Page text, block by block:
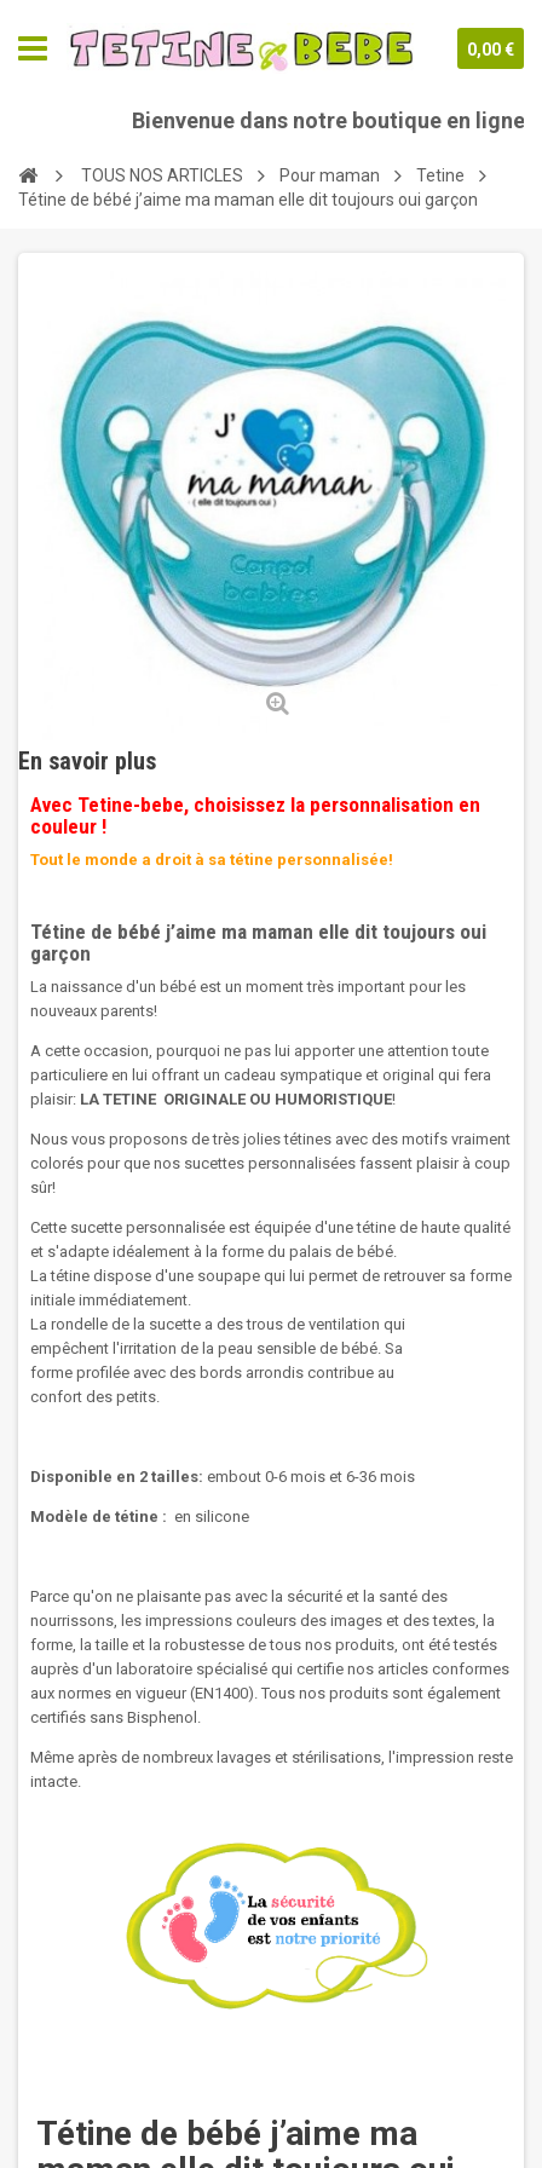
0,00 €
Bienvenue dans notre boutique en ligne
TOUS NOS ARTICLES Pour maman
Tetine
Tétine de bébé j’aime ma maman elle dit toujours oui garçon
En savoir plus
Avec Tetine-bebe, choisissez la personnalisation en
couleur !
Tout le monde a droit à sa tétine personnalisée!
Tétine de bébé j’aime ma maman elle dit toujours oui
garçon
La naissance d'un bébé est un moment très important pour les
nouveaux parents!
A cette occasion, pourquoi ne pas lui apporter une attention toute
particuliere en lui offrant un cadeau sympatique et original qui fera
plaisir: LA TETINE ORIGINALE OU HUMORISTIQUE!
Nous vous proposons de très jolies tétines avec des motifs vraiment
colorés pour que nos sucettes personnalisées fassent plaisir à coup
sûr!
Cette sucette personnalisée est équipée d'une tétine de haute qualité
et s'adapte idéalement à la forme du palais de bébé.
Latétine dispose d'une soupape qui lui permet de retrouver sa forme
initiale immédiatement.
La rondelle de la sucette a des trous de ventilation qui
empêchent l'irritation de la peau sensible de bébé. Sa
forme profilée avec des bords arrondis contribue au
confort des petits.
Disponible en 2 tailles: embout 0-6 mois et 6-36 mois
Modèle de tétine : en silicone
Parce qu'on ne plaisante pas avec la sécurité et la santé des
nourrissons, les impressions couleurs des images et des textes, la
forme, la taille et la robustesse de tous nos produits, ont été testés
auprès d'un laboratoire spécialisé qui certifie nos articles conformes
aux normes en vigueur (EN1400). Tous nos produits sont également
certifiés sans Bisphenol.
Même après de nombreux lavages et stérilisations, l'impression reste
intacte.
Tétine de bébé j’aime ma